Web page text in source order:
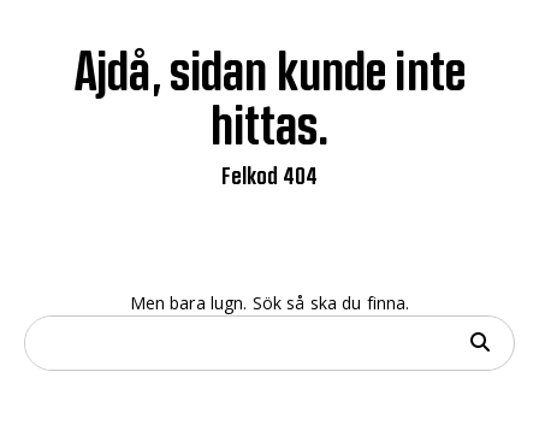
Ajdå, sidan kunde inte
hittas.
Felkod 404
Men bara lugn. Sök så ska du finna.